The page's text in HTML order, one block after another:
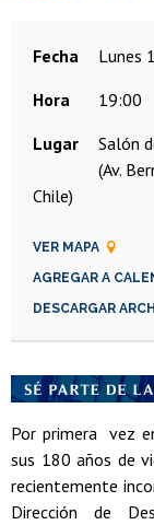
Fecha
lunes
Hora
19:00
Lugar
Salón
(Av.
Chile)
VER MAPA
AGREGAR A
DESCARGAR
Por primera vez
sus 180 años de
recientemente
Dirección de